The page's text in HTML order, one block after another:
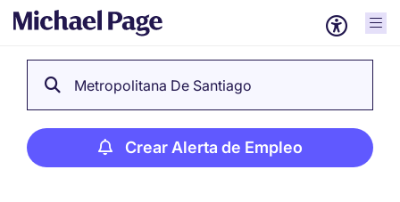
Metropolitana De Santiago
Crear Alerta de Empleo